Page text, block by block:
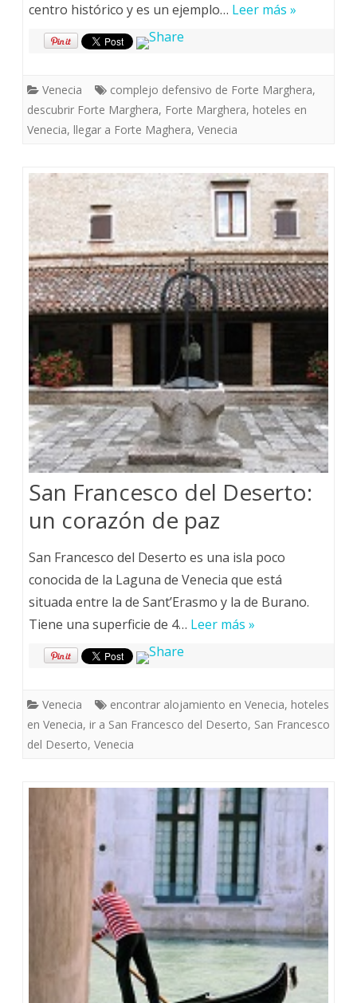
centro histórico y es un ejemplo… Leer más »
Venecia complejo defensivo de Forte Marghera,
descubrir Forte Marghera, Forte Marghera, hoteles en
Venecia, llegar a Forte Maghera, Venecia
San Francesco del Deserto:
un corazón de paz
San Francesco del Deserto es una isla poco
conocida de la Laguna de Venecia que está
situada entre la de Sant’Erasmo y la de Burano.
Tiene una superficie de 4… Leer más »
Venecia encontrar alojamiento en Venecia, hoteles
en Venecia, ir a San Francesco del Deserto, San Francesco
del Deserto, Venecia